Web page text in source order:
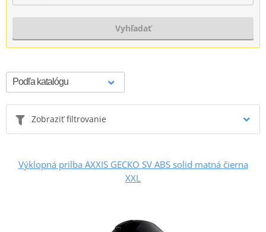
Vyhľadať
Zobraziť filtrovanie
Výklopná prilba AXXIS GECKO SV ABS solid matná čierna
XXL